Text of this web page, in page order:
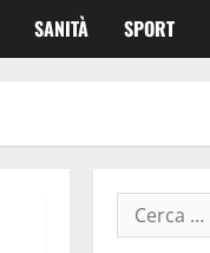
SANITÀ SPORT
Ricerca
per: